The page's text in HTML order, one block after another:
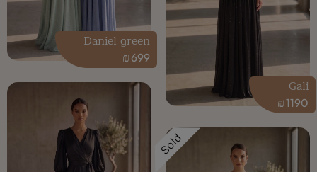
1190
₪
Gali
699
₪
Daniel green
Sold